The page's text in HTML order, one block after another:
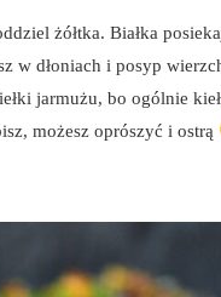
żółtka. Białka
w dłoniach i posyp
jarmużu, bo ogólnie
możesz oprószyć i ostrą